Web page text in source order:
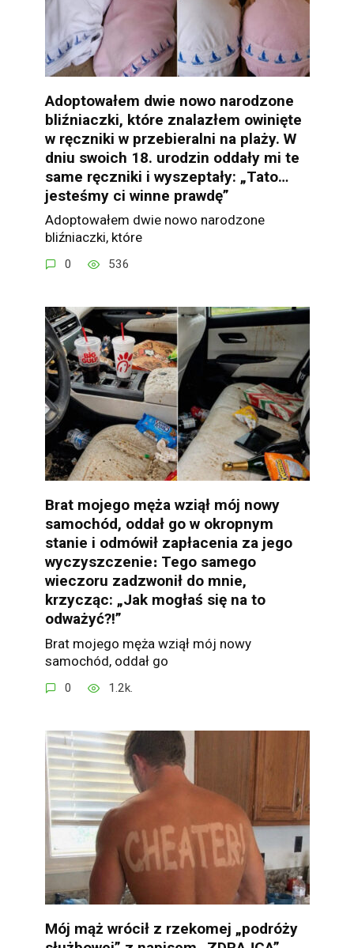
Adoptowałem dwie nowo narodzone
bliźniaczki, które znalazłem owinięte
w ręczniki w przebieralni na plaży. W
dniu swoich 18. urodzin oddały mi te
same ręczniki i wyszeptały: „Tato…
jesteśmy ci winne prawdę”
Adoptowałem dwie nowo narodzone
bliźniaczki, które
0 536
Brat mojego męża wziął mój nowy
samochód, oddał go w okropnym
stanie i odmówił zapłacenia za jego
wyczyszczenie։ Tego samego
wieczoru zadzwonił do mnie,
krzycząc: „Jak mogłaś się na to
odważyć?!”
Brat mojego męża wziął mój nowy
samochód, oddał go
0 1.2k.
Mój mąż wrócił z rzekomej „podróży